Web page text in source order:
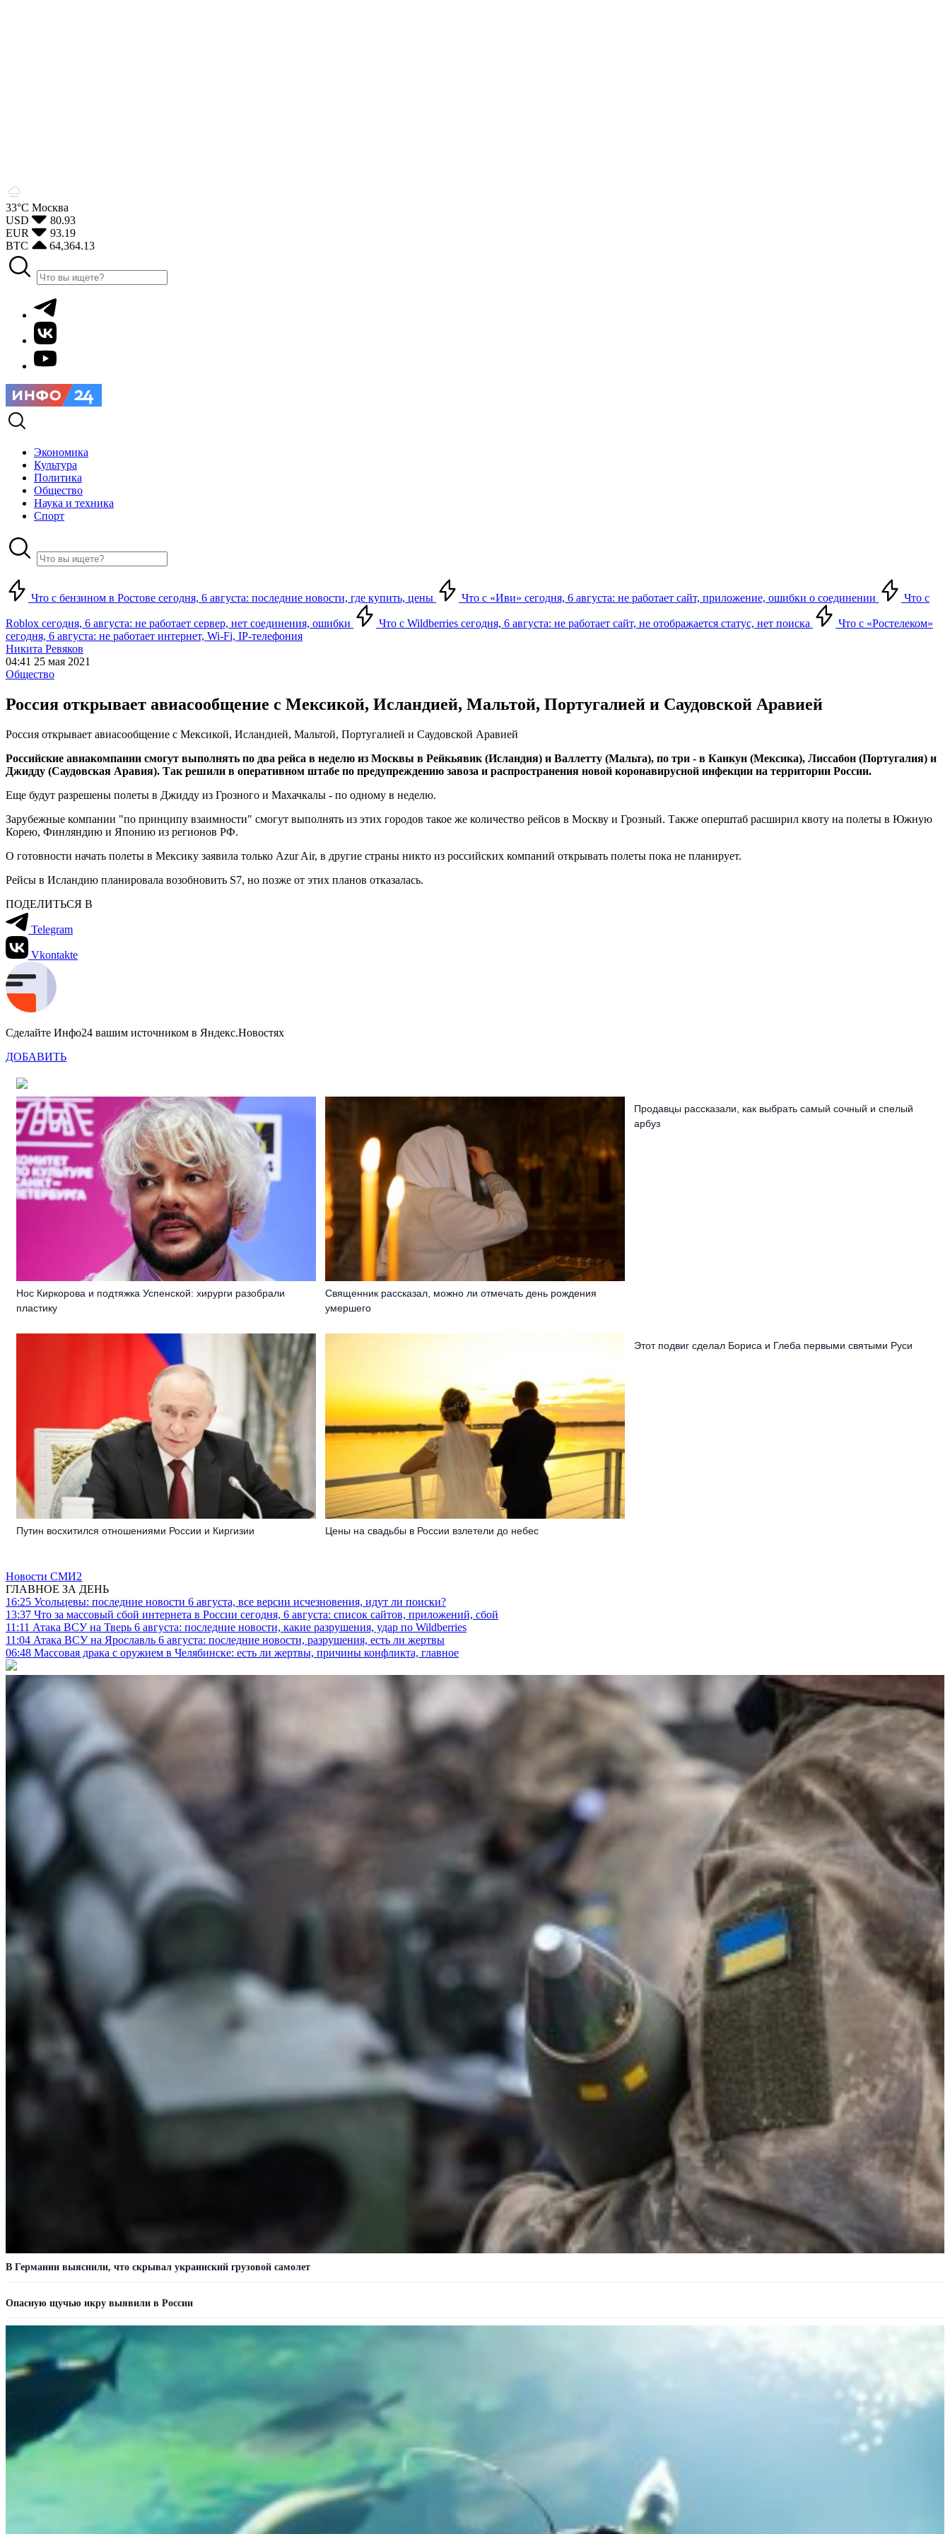
33°С Москва
USD
80.93
EUR
93.19
BTC
64,364.13
Экономика
Культура
Политика
Общество
Наука и техника
Спорт
Что с бензином в Ростове сегодня, 6 августа: последние новости, где купить, цены Что с «Иви» сегодня, 6 августа: не работает сайт, приложение, ошибки о соединении Что с
Roblox сегодня, 6 августа: не работает сервер, нет соединения, ошибки Что с Wildberries сегодня, 6 августа: не работает сайт, не отображается статус, нет поиска
Что с «Ростелеком»
сегодня, 6 августа: не работает интернет, Wi-Fi, IP-телефония
Никита Ревяков
04:41 25 мая 2021
Общество
Россия открывает авиасообщение с Мексикой, Исландией, Мальтой, Португалией и Саудовской Аравией
Россия открывает авиасообщение с Мексикой, Исландией, Мальтой, Португалией и Саудовской Аравией
Российские авиакомпании смогут выполнять по два рейса в неделю из Москвы в Рейкьявик (Исландия) и Валлетту (Мальта), по три - в Канкун (Мексика), Лиссабон (Португалия) и
Джидду (Саудовская Аравия). Так решили в оперативном штабе по предупреждению завоза и распространения новой коронавирусной инфекции на территории России.
Еще будут разрешены полеты в Джидду из Грозного и Махачкалы - по одному в неделю.
Зарубежные компании "по принципу взаимности" смогут выполнять из этих городов такое же количество рейсов в Москву и Грозный. Также оперштаб расширил квоту на полеты в Южную
Корею, Финляндию и Японию из регионов РФ.
О готовности начать полеты в Мексику заявила только Azur Air, в другие страны никто из российских компаний открывать полеты пока не планирует.
Рейсы в Исландию планировала возобновить S7, но позже от этих планов отказалась.
ПОДЕЛИТЬСЯ В
Telegram
Vkontakte
Сделайте Инфо24 вашим источником в Яндекс.Новостях
ДОБАВИТЬ
Нос Киркорова и подтяжка Успенской: хирурги разобрали
пластику
Священник рассказал, можно ли отмечать день рождения
умершего
Продавцы рассказали, как выбрать самый сочный и спелый
арбуз
Путин восхитился отношениями России и Киргизии Цены на свадьбы в России взлетели до небес
Этот подвиг сделал Бориса и Глеба первыми святыми Руси
Новости СМИ2
ГЛАВНОЕ ЗА ДЕНЬ
16:25 Усольцевы: последние новости 6 августа, все версии исчезновения, идут ли поиски?
13:37 Что за массовый сбой интернета в России сегодня, 6 августа: список сайтов, приложений, сбой
11:11 Атака ВСУ на Тверь 6 августа: последние новости, какие разрушения, удар по Wildberries
11:04 Атака ВСУ на Ярославль 6 августа: последние новости, разрушения, есть ли жертвы
06:48 Массовая драка с оружием в Челябинске: есть ли жертвы, причины конфликта, главное
В Германии выяснили, что скрывал украинский грузовой самолет
Опасную щучью икру выявили в России